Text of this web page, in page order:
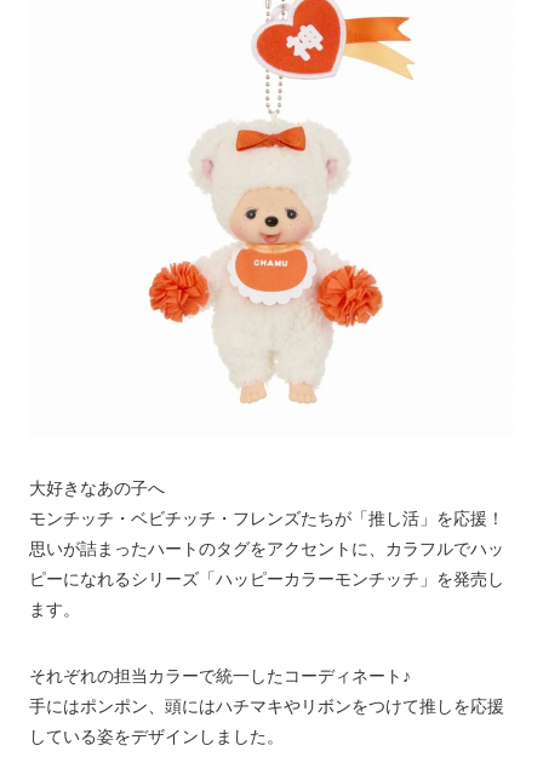
大好きなあの子へ
モンチッチ・ベビチッチ・フレンズたちが「推し活」を応援！
思いが詰まったハートのタグをアクセントに、カラフルでハッ
ピーになれるシリーズ「ハッピーカラーモンチッチ」を発売し
ます。
それぞれの担当カラーで統一したコーディネート♪
手にはポンポン、頭にはハチマキやリボンをつけて推しを応援
している姿をデザインしました。